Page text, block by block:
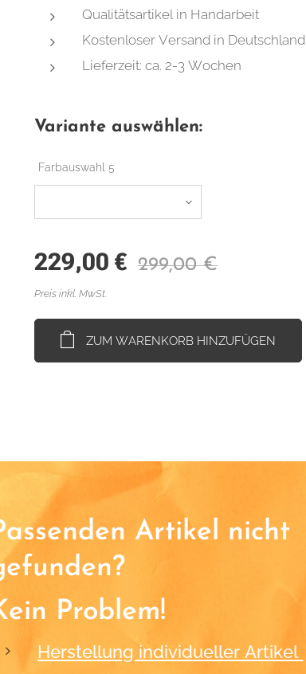
Qualitätsartikel in Handarbeit
Kostenloser Versand in Deutschland
Lieferzeit: ca. 2-3 Wochen
Variante auswählen:
Farbauswahl 5
229,00 € 299,00€
Preis inkl. MwSt.
ZUM WARENKORB HINZUFÜGEN
Artikel nicht
Problem!
Herstellung individueller Artikel